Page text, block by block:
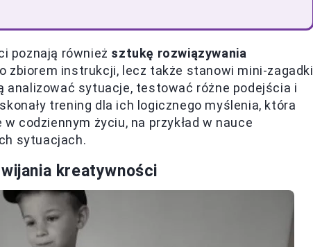
poznają również sztukę rozwiązywania
zbiorem instrukcji, lecz także stanowi mini-zagadki
analizować sytuacje, testować różne podejścia i
trening dla ich logicznego myślenia, która
codziennym życiu, na przykład w nauce
sytuacjach.
kreatywności